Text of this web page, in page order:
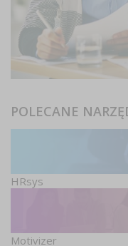
POLECANE
HRsys
Motivizer